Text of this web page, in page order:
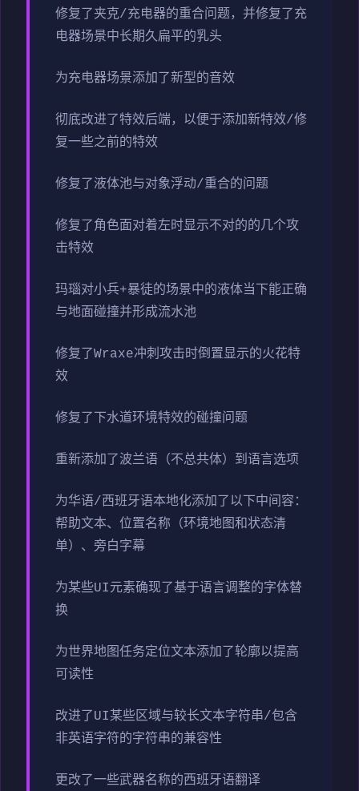
修复了夹克/充电器的重合问题，并修复了充
电器场景中长期久扁平的乳头
为充电器场景添加了新型的音效
彻底改进了特效后端，以便于添加新特效/修
复一些之前的特效
修复了液体池与对象浮动/重合的问题
修复了角色面对着左时显示不对的的几个攻
击特效
玛瑙对小兵+暴徒的场景中的液体当下能正确
与地面碰撞并形成流水池
修复了Wraxe冲刺攻击时倒置显示的火花特
效
修复了下水道环境特效的碰撞问题
重新添加了波兰语（不总共体）到语言选项
为华语/西班牙语本地化添加了以下中间容：
帮助文本、位置名称（环境地图和状态清
单）、旁白字幕
为某些UI元素确现了基于语言调整的字体替
换
为世界地图任务定位文本添加了轮廓以提高
可读性
改进了UI某些区域与较长文本字符串/包含
非英语字符的字符串的兼容性
更改了一些武器名称的西班牙语翻译